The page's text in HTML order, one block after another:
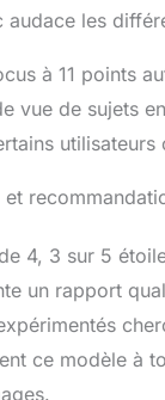
audace les
à 11 points
vue de sujets
4, 3 sur 5
un rapport
ce modèle à